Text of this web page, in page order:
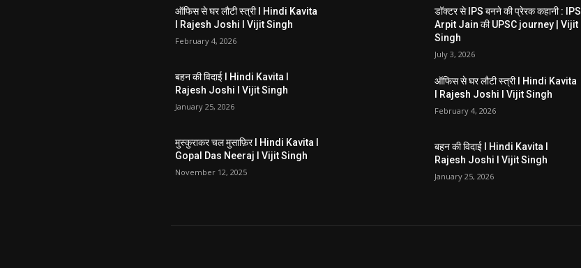
ऑफिस से घर लौटी स्त्री I Hindi Kavita
I Rajesh Joshi I Vijit Singh
February 4, 2026
बहन की विदाई I Hindi Kavita I
Rajesh Joshi I Vijit Singh
January 25, 2026
मुस्कुराकर चल मुसाफ़िर I Hindi Kavita I
Gopal Das Neeraj I Vijit Singh
November 12, 2025
डॉक्टर से IPS बनने की प्रेरक कहानी : IPS
Arpit Jain की UPSC journey | Vijit
Singh
July 3, 2026
ऑफिस से घर लौटी स्त्री I Hindi Kavita
I Rajesh Joshi I Vijit Singh
February 4, 2026
बहन की विदाई I Hindi Kavita I
Rajesh Joshi I Vijit Singh
January 25, 2026